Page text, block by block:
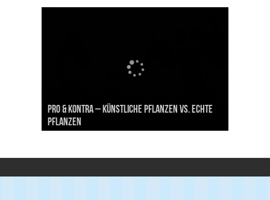
Handyvertrag oder Prepaid? Wo liegen die Vor-
und Nachteile
Nachgefragt: Ist Gold eine geeignete
Geldanlage?
Büroeinrichtung und IT leasen: Hier liegen die
Vorteile
Pro & Kontra – künstliche Pflanzen vs. echte
Pflanzen
Synthetische Kleidung – Vor- und Nachteile von
Polyesterstoff